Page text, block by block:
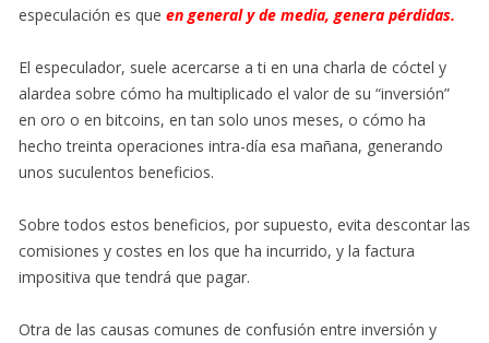
especulación es que en general y de media, genera pérdidas.
El especulador, suele acercarse a ti en una charla de cóctel y
alardea sobre cómo ha multiplicado el valor de su “inversión”
en oro o en bitcoins, en tan solo unos meses, o cómo ha
hecho treinta operaciones intra-día esa mañana, generando
unos suculentos beneficios.
Sobre todos estos beneficios, por supuesto, evita descontar las
comisiones y costes en los que ha incurrido, y la factura
impositiva que tendrá que pagar.
Otra de las causas comunes de confusión entre inversión y